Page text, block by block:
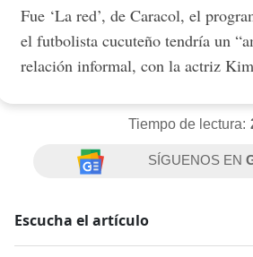
Fue ‘La red’, de Caracol, el
el futbolista cucuteño tendría un
relación informal, con la actriz
Tiempo de lectura:
SÍGUENOS EN
Escucha el artículo